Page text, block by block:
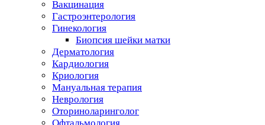
Вакцинация
Гастроэнтерология
Гинекология
Биопсия шейки матки
Дерматология
Кардиология
Криология
Мануальная терапия
Неврология
Оториноларинголог